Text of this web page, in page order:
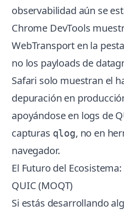
observabilidad aún se
Chrome DevTools
WebTransport en la
no los payloads de
Safari solo muestran el
depuración en
apoyándose en logs de
capturas qlog, no en
navegador.
El Futuro del
QUIC (MOQT)
Si estás desarrollando